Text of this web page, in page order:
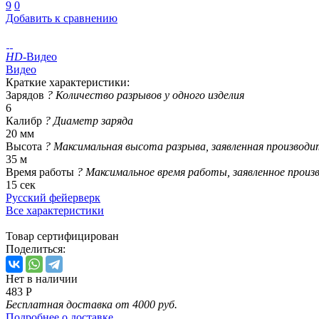
9 0
Добавить к сравнению
HD-Видео
Видео
Краткие характеристики:
Зарядов ? Количество разрывов у одного изделия
6
Калибр ? Диаметр заряда
20 мм
Высота ? Максимальная высота разрыва, заявленная
35 м
Время работы ? Максимальное время работы, заявленное
15 сек
Русский фейерверк
Все характеристики
Товар сертифицирован
Поделиться:
Нет в наличии
483 Р
Бесплатная доставка от 4000 руб.